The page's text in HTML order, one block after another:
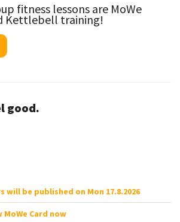
fitness lessons are MoWe
Kettlebell training!
good.
will be published on Mon 17.8.2026
MoWe Card now